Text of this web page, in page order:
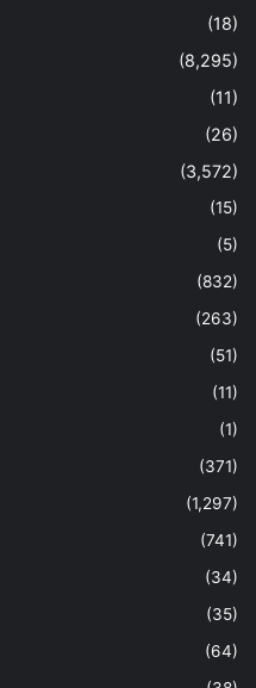
(18)
(8,295)
(11)
(26)
(3,572)
(15)
(5)
(832)
(263)
(51)
(11)
(1)
(371)
(1,297)
(741)
(34)
(35)
(64)